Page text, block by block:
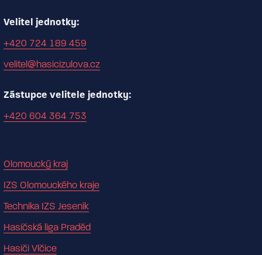
Velitel jednotky:
+420 724 189 459
velitel@hasicizulova.cz
Zástupce velitele jednotky:
+420 604 364 753
Olomoucký kraj
IZS Olomouckého kraje
Technika IZS Jeseník
Hasičská liga Praděd
Hasiči Vlčice